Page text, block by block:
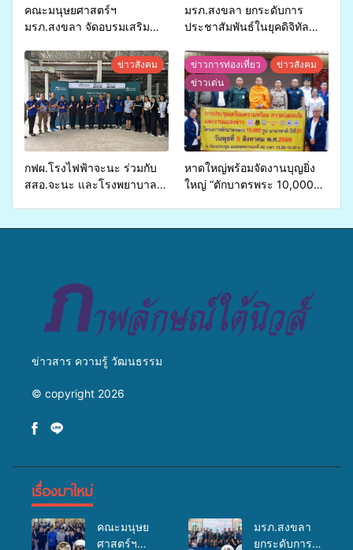
คณะมนุษยศาสตร์ฯ
มรภ.สงขลา จัดอบรมเสริม
จ่ายงบกองทุนสุขภาพตำบล
รองรับการจัดบริการพาหนะรับ
ส่งผู้ทุพพลภาพเพื่อเข้ารับ
บริการสาธารณสุข ลดความ
เหลื่อมล้ำ ยกระดับคุณภาพ
ชีวิตประชาชนอย่างยั่งยืน
มรภ.สงขลา ยกระดับการ
ประชาสัมพันธ์ในยุคดิจิทัล
ข่ายสื่อสารองค์กร ระดมสมอง
วางแนวทางการทำงาน ปูทาง
สู่การสร้างภาพลักษณ์ที่ดีของ
มหาวิทยาลัย
ข่าวสังคม
กฟผ.โรงไฟฟ้าจะนะ ร่วมกับ
สสอ.จะนะ และโรงพยาบาล
ข่าวการท่องเที่ยว
ข่าวสังคม
ข่าวเด่น
หาดใหญ่พร้อมจัดงานบุญยิ่ง
ใหญ่ “ตักบาตรพระ 10,000
ข่าวสาร ความรู้ วัฒนธรรม
© copyright 2026
เรื่องมาใหม่
คณะมนุษย
ศาสตร์ฯ
มรภ.สงขลา
ยกระดับการ